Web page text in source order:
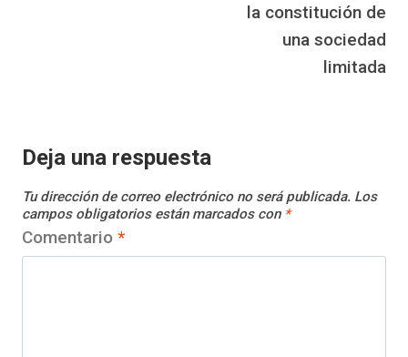
la constitución de
una sociedad
limitada
Deja una respuesta
Tu dirección de correo electrónico no será publicada. Los
campos obligatorios están marcados con *
Comentario *